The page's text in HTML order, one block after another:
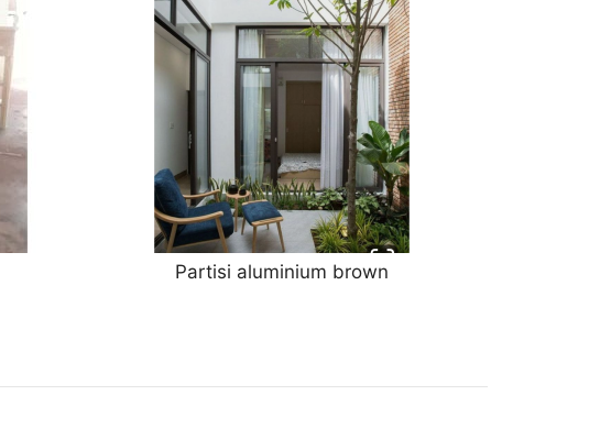
Partisi aluminium brown